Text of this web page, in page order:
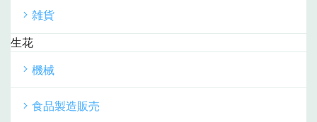
雑貨
生花
機械
食品製造販売